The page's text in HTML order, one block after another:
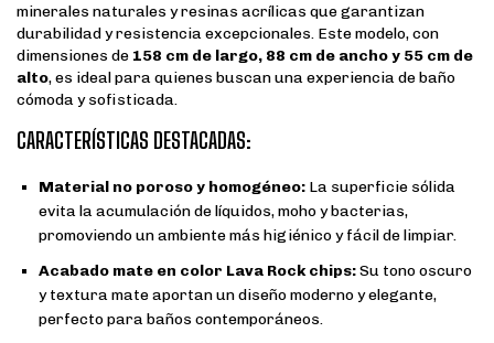
minerales naturales y resinas acrílicas que garantizan
durabilidad y resistencia excepcionales. Este modelo, con
dimensiones de 158 cm de largo, 88 cm de ancho y 55 cm de
alto, es ideal para quienes buscan una experiencia de baño
cómoda y sofisticada.
CARACTERÍSTICAS DESTACADAS:
Material no poroso y homogéneo: La superficie sólida
evita la acumulación de líquidos, moho y bacterias,
promoviendo un ambiente más higiénico y fácil de limpiar.
Acabado mate en color Lava Rock chips:Su tono oscuro
y textura mate aportan un diseño moderno y elegante,
perfecto para baños contemporáneos.